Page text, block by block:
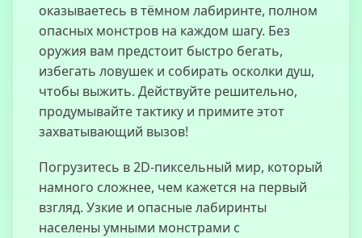
Партизаны io
Бабушки 2
оказываетесь в тёмном лабиринте, полном
опасных монстров на каждом шагу. Без
оружия вам предстоит быстро бегать,
избегать ловушек и собирать осколки душ,
чтобы выжить. Действуйте решительно,
продумывайте тактику и примите этот
захватывающий вызов!
Погрузитесь в 2D-пиксельный мир, который
намного сложнее, чем кажется на первый
взгляд. Узкие и опасные лабиринты
населены умными монстрами с